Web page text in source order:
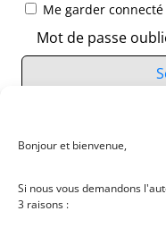
Bonjour et bienvenue,
Si nous vous demandons
3 raisons :
Me garder connecté
Mot de passe
Vous n’avez pas de